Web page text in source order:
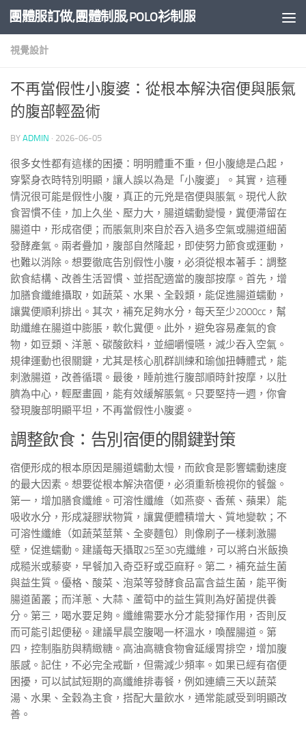
Skip to content
團體服訂做,團體制服,POLO衫制服
視覺設計
不再當假性小腹婆：從根本解決宿便與脹氣
的腹部輕盈術
BY ADMIN · 2026-06-05
很多女性都有這樣的困擾：明明體重不重，但小腹總是凸起，
穿緊身衣時特別明顯，讓人誤以為是「小腹婆」。其實，這種
情況很可能是假性小腹，真正的元兇是宿便與脹氣。現代人飲
食習慣不佳，加上久坐、壓力大，腸道蠕動變慢，糞便滯留在
腸道中，形成宿便；而脹氣則來自於吞入過多空氣或腸道細菌
發酵產氣。兩者疊加，腹部自然隆起，即使努力節食或運動，
也難以消除。想要徹底告別假性小腹，必須從根本著手：調整
飲食結構、改善生活習慣、並搭配適當的腹部按摩。首先，增
加膳食纖維攝取，如蔬菜、水果、全穀類，能促進腸道蠕動，
讓糞便順利排出。其次，補充足夠水分，每天至少2000cc，幫
助纖維在腸道中膨脹，軟化糞便。此外，避免容易產氣的食
物，如豆類、洋蔥、碳酸飲料，並細嚼慢嚥，減少吞入空氣。
規律運動也很關鍵，尤其是核心肌群訓練和瑜伽扭轉體式，能
刺激腸道，改善循環。最後，睡前進行腹部順時針按摩，以肚
臍為中心，輕壓畫圓，能有效緩解脹氣。只要堅持一週，你會
發現腹部明顯平坦，不再當假性小腹婆。
調整飲食：告別宿便的關鍵對策
宿便形成的根本原因是腸道蠕動太慢，而飲食是影響蠕動速度
的最大因素。想要從根本解決宿便，必須重新檢視你的餐盤。
第一，增加膳食纖維。可溶性纖維（如燕麥、香蕉、蘋果）能
吸收水分，形成凝膠狀物質，讓糞便體積增大、質地變軟；不
可溶性纖維（如蔬菜莖葉、全麥麵包）則像刷子一樣刺激腸
壁，促進蠕動。建議每天攝取25至30克纖維，可以將白米飯換
成糙米或藜麥，早餐加入奇亞籽或亞麻籽。第二，補充益生菌
與益生質。優格、酸菜、泡菜等發酵食品富含益生菌，能平衡
腸道菌叢；而洋蔥、大蒜、蘆筍中的益生質則為好菌提供養
分。第三，喝水要足夠。纖維需要水分才能發揮作用，否則反
而可能引起便秘。建議早晨空腹喝一杯溫水，喚醒腸道。第
四，控制脂肪與精緻糖。高油高糖食物會延緩胃排空，增加腹
脹感。記住，不必完全戒斷，但需減少頻率。如果已經有宿便
困擾，可以試試短期的高纖維排毒餐，例如連續三天以蔬菜
湯、水果、全穀為主食，搭配大量飲水，通常能感受到明顯改
善。